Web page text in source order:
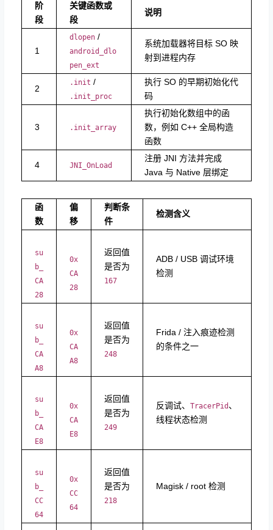
阶
段
关键函数或
段
说明
1
dlopen ​ /
android_dlo
pen_ext
系统加载器将目标 SO 映
射到进程内存
2
.init ​ /
.init_proc
执行 SO 的早期初始化代
码
3 .init_array
执行初始化数组中的函
数，例如 C++ 全局构造
函数
4 JNI_OnLoad
注册 JNI 方法并完成
Java 与 Native 层绑定
函
数
偏
移
判断条
件
检测含义
su
b_
CA
28
0x
CA
28
返回值
是否为
167
ADB / USB 调试环境
检测
su
b_
CA
A8
0x
CA
A8
返回值
是否为
248
Frida / 注入痕迹检测
的条件之一
su
b_
CA
E8
0x
CA
E8
返回值
是否为
249
反调试、 TracerPid 、
线程状态检测
su
b_
CC
64
0x
CC
64
返回值
是否为
218
Magisk / root 检测